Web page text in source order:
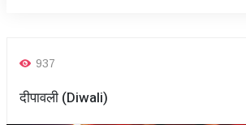
937
दीपावली (Diwali)